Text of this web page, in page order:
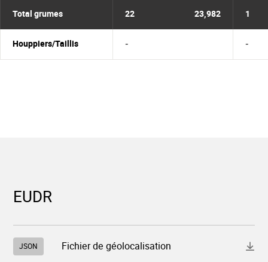
Total grumes 22 23,982 1
Houppiers/Taillis - -
EUDR
Télécharger
leJSON Fichier de géolocalisation